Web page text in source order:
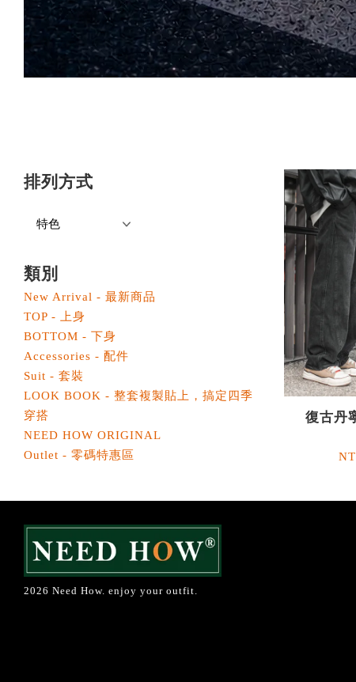
排列方式
類別
New Arrival - 最新商品
TOP - 上身
BOTTOM - 下身
Accessories - 配件
Suit - 套裝
LOOK BOOK - 整套複製貼上，搞定四季
穿搭
NEED HOW ORIGINAL
Outlet - 零碼特惠區
復古丹
2026 Need How. enjoy your outfit.